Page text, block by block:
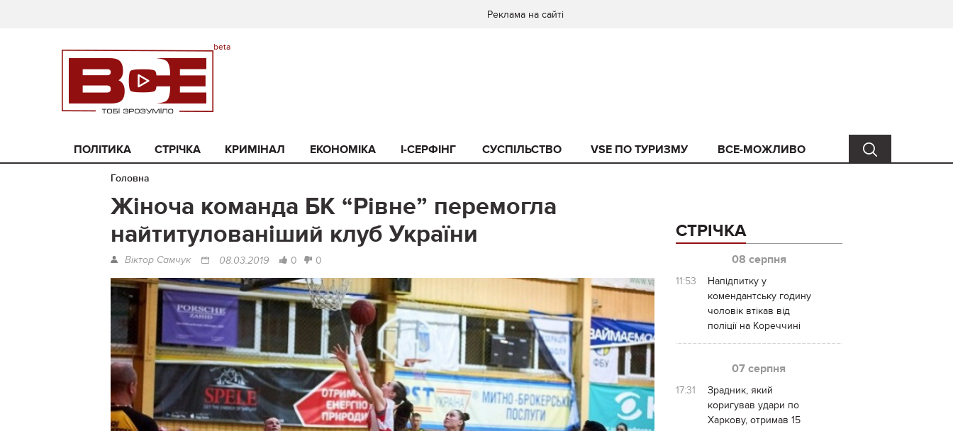
Реклама на сайті
ПОЛІТИКА СТРІЧКА КРИМІНАЛ ЕКОНОМІКА I-СЕРФІНГ СУСПІЛЬСТВО VSE ПО ТУРИЗМУ ВСЕ-МОЖЛИВО
Головна
Жіноча команда БК “Рівне” перемогла
найтитулованіший клуб України
Віктор Самчук 08.03.2019 0 0
СТРІЧКА
08 серпня
11:53
Напідпитку у
комендантську годину
чоловік втікав від
поліції на Кореччині
07 серпня
17:31
Зрадник, який
коригував удари по
Харкову, отримав 15